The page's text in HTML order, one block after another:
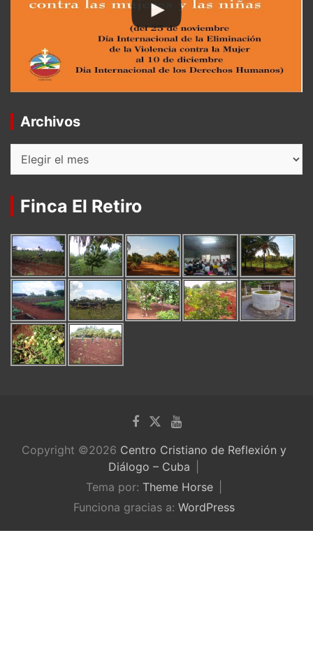
Archivos
Archivos
Finca El Retiro
Copyright ©2026 Centro Cristiano de Reflexión y
Diálogo – Cuba
Tema por: Theme Horse
Funciona gracias a: WordPress